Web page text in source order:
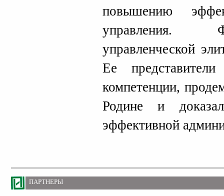
повышению
управления.
управленческой
Ее
компетенции,
Родине и
эффективной
ПАРТНЕРЫ